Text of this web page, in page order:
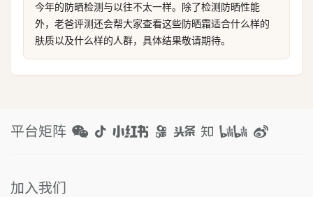
今年的防晒检测与以往不太一样。除了检测防晒性能
外，老爸评测还会帮大家查看这些防晒霜适合什么样的
肤质以及什么样的人群，具体结果敬请期待。
平台矩阵
加入我们